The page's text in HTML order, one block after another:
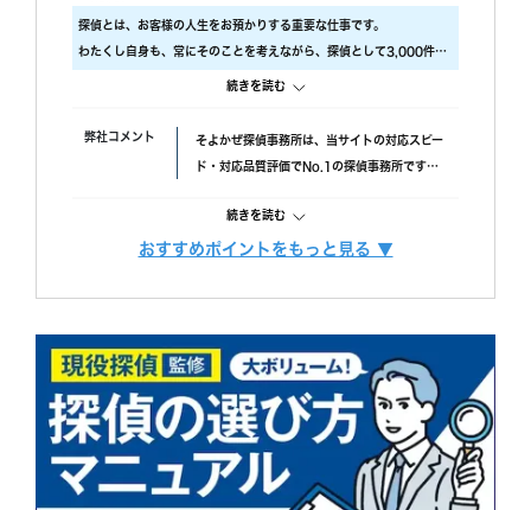
たようで、必死に探してくれたと伺っております。こちらの
対応については本当に調査員の方々に感謝しかありません。
調査後の印象
報告書はすぐに届けていただけましたが、時間表示が間違っ
と思われます。)おそらく、早急に届けたいと思ってくれた
のかなと思います。
探偵とは、お客様の人生をお預かりする重要な仕事です。
わたくし自身も、常にそのことを考えながら、探偵として3,000件以
上の調査をおこないました。
す。
・ 厳選した優秀な調査スタッフ
また、お客様ひとりひとりに合った調査プランを立てるには、カウン
す。
その結果、98% (2023年度) という非常に高い満足度をいただくこと
ができました。
これからも、お客様が「そよかぜ」 のような穏やかな日常をとりもど
せるように、誠実に調査いたします。
そよかぜ探偵事務所に、どうぞお気軽にご相談ください。
続きを読む
弊社コメント そよかぜ探偵事務所は、当サイトの対応スピー
ド・対応品質評価でNo.1の探偵事務所です。
で、完全成功報酬プランも選べます。また、み
んなの名探偵経由で相談できる限定クーポンも
方におすすめです。
続きを読む
間延長以外一切なし！
イドで提案します。
調査機材 調査で使用するカメラ数：平均１６台～２２台
（他社平均の約8倍！)
調査バッテリー総容量 ９００W前後（他社
平均の約6倍！)
毎年最新機材を購入しています。
続きを読む
おすすめポイントをもっと見る ▼